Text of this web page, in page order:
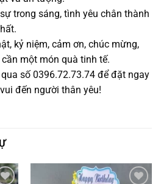
trong sáng, tình yêu chân thành
kỷ niệm, cảm ơn, chúc mừng,
một món quà tinh tế.
qua số 0396.72.73.74 để đặt ngay
đến người thân yêu!